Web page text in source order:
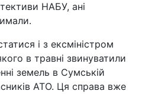
НАБУ, ані
і з ексміністром
в травні звинуватили
земель в Сумській
АТО. Ця справа вже